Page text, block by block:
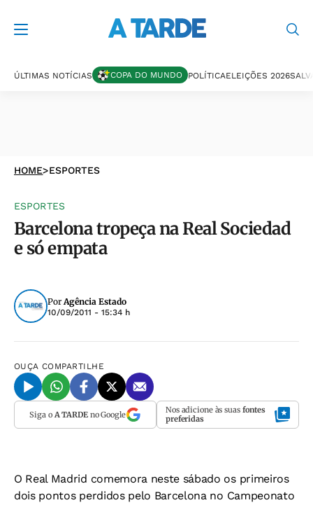
ÚLTIMAS NOTÍCIAS COPA DO MUNDO POLÍTICAELEIÇÕES 2026
HOME>ESPORTES
ESPORTES
Barcelona tropeça na Real Sociedad
e só empata
PorAgência Estado
10/09/2011 - 15:34 h
OUÇA COMPARTILHE
Siga o A TARDEno Google Nos adicione às suas fontes
preferidas
O Real Madrid comemora neste sábado os primeiros
dois pontos perdidos pelo Barcelona no Campeonato